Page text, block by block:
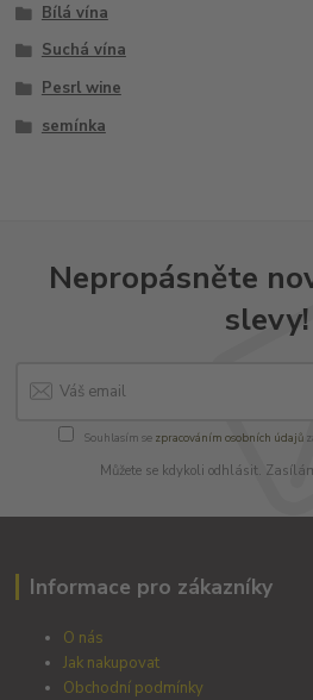
Bílá vína
Suchá vína
Pesrl wine
semínka
Nepropásněte
slevy!
Souhlasím se zpracováním osobních údajů
Můžete se kdykoli odhlásit.
Informace pro zákazníky
O nás
Jak nakupovat
Obchodní podmínky